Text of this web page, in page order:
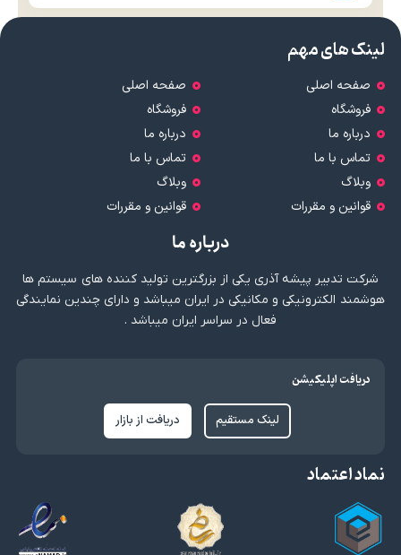
لینک های مهم
صفحه اصلی
فروشگاه
درباره ما
تماس با ما
وبلاگ
قوانین و مقررات
صفحه اصلی
فروشگاه
درباره ما
تماس با ما
وبلاگ
قوانین و مقررات
درباره ما
شرکت تدبیر پیشه آذری یکی از بزرگترین تولید کننده های سیستم ها
هوشمند الکترونیکی و مکانیکی در ایران میباشد و دارای چندین نمایندگی
فعال در سراسر ایران میباشد .
دریافت اپلیکیشن
لینک مستقیم دریافت از بازار
نماد اعتماد